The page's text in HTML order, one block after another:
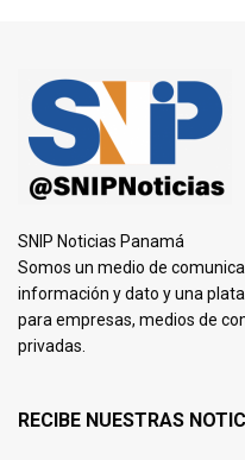
SNIP Noticias Panamá
Somos un medio de
información y dato y una
para empresas, medios de
privadas.
RECIBE NUESTRAS